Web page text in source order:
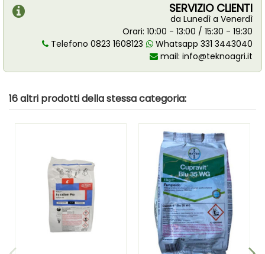
SERVIZIO CLIENTI
da Lunedì a Venerdì
Orari: 10:00 - 13:00 / 15:30 - 19:30
Telefono 0823 1608123
Whatsapp 331 3443040
mail: info@teknoagri.it
16 altri prodotti della stessa categoria: